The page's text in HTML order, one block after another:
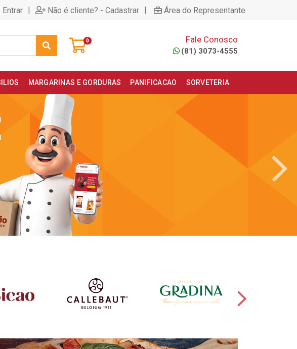
| Não é cliente? - Cadastrar | Área do Representante
0 Fale Conosco
(81) 3073-4555
MARGARINAS E GORDURAS PANIFICACAO SORVETERIA